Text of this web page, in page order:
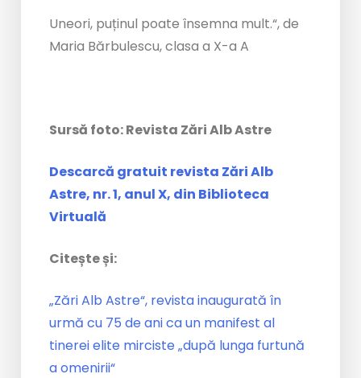
Uneori, puținul poate însemna mult.“, de
Maria Bărbulescu, clasa a X-a A
Sursă foto: Revista Zări Alb Astre
Descarcă gratuit revista Zări Alb
Astre, nr. 1, anul X, din Biblioteca
Virtuală
Citește și:
„Zări Alb Astre“, revista inaugurată în
urmă cu 75 de ani ca un manifest al
tinerei elite mirciste „după lunga furtună
a omenirii“